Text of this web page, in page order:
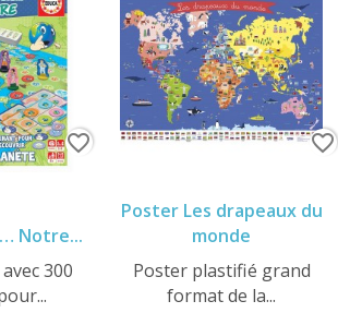
Notre...
300
favorite_border
Poster Les drapeaux du
monde
Poster plastifié grand
format de la...
favorite_border